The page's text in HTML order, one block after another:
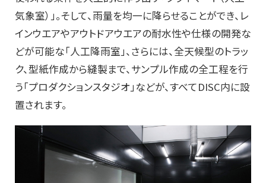
気象室）」。そして、雨量を均一に降らせることができ、レ
インウエアやアウトドアウエアの耐水性や仕様の開発な
どが可能な「人工降雨室」、さらには、全天候型のトラッ
ク、型紙作成から縫製まで、サンプル作成の全工程を行
う「プロダクションスタジオ」などが、すべてDISC内に設
置されます。